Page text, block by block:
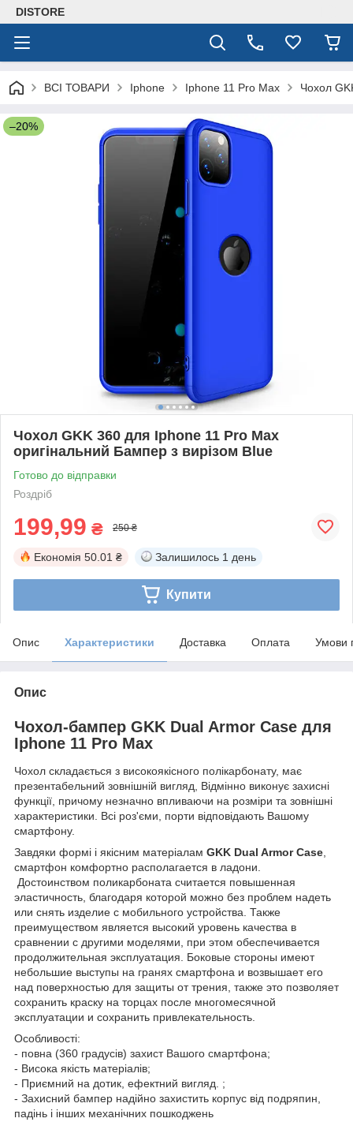
DISTORE
ВСІ ТОВАРИ Iphone Iphone 11 Pro Max Чохол
–20%
Чохол GKK 360 для Iphone 11 Pro Max
оригінальний Бампер з вирізом Blue
Готово до відправки
Роздріб
199,99 ₴ 250 ₴
Економія 50.01 ₴ Залишилось 1 день
Купити
Опис Характеристики Доставка Оплата Умови
Опис
Чохол-бампер GKK Dual Armor Case для
Iphone 11 Pro Max
Чохол складається з високоякісного полікарбонату, має
презентабельний зовнішній вигляд, Відмінно виконує захисні
функції, причому незначно впливаючи на розміри та зовнішні
характеристики. Всі роз'єми, порти відповідають Вашому
смартфону.
Завдяки формі і якісним матеріалам GKK Dual Armor Case,
смартфон комфортно располагается в ладони.
Достоинством поликарбоната считается повышенная
эластичность, благодаря которой можно без проблем надеть
или снять изделие с мобильного устройства. Также
преимуществом является высокий уровень качества в
сравнении с другими моделями, при этом обеспечивается
продолжительная эксплуатация. Боковые стороны имеют
небольшие выступы на гранях смартфона и возвышает его
над поверхностью для защиты от трения, также это позволяет
сохранить краску на торцах после многомесячной
эксплуатации и сохранить привлекательность.
Особливості:
- повна (360 градусів) захист Вашого смартфона;
- Висока якість матеріалів;
- Приємний на дотик, ефектний вигляд. ;
- Захисний бампер надійно захистить корпус від подряпин,
падінь і інших механічних пошкоджень